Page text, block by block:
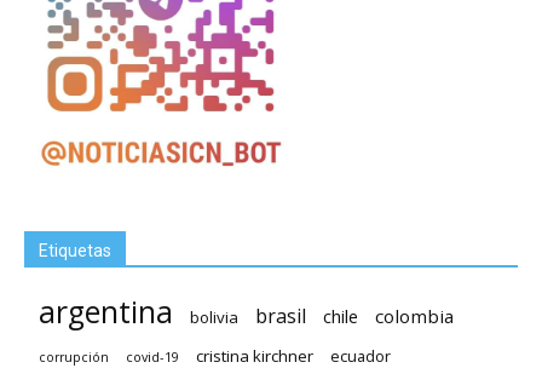
Etiquetas
argentina bolivia brasil chile colombia
corrupción covid-19 cristina kirchner ecuador